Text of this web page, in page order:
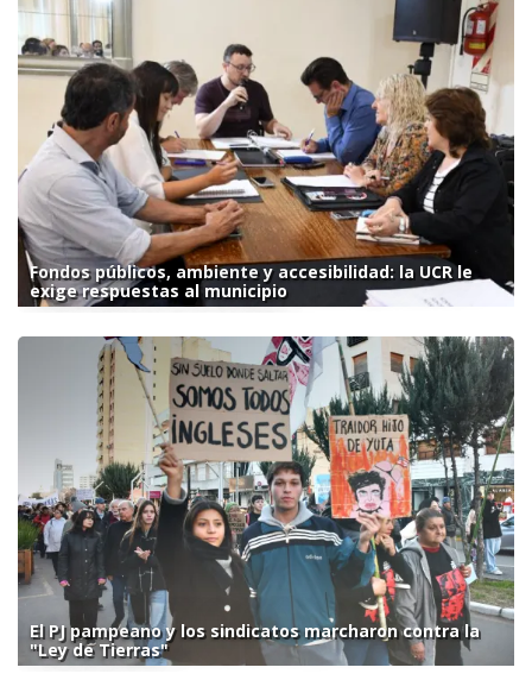
Fondos públicos, ambiente y accesibilidad: la UCR le
exige respuestas al municipio
El PJ pampeano y los sindicatos marcharon contra la
"Ley de Tierras"